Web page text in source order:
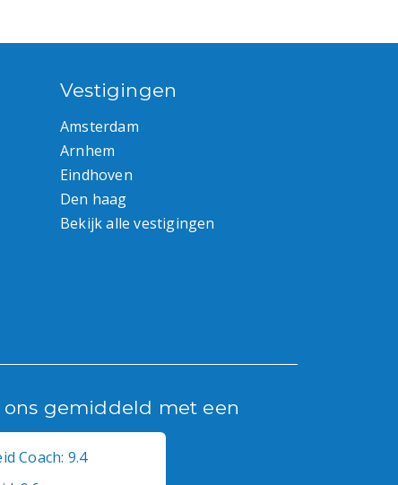
Vestigingen
Amsterdam
Arnhem
Eindhoven
Den haag
Bekijk alle vestigingen
gemiddeld met een
Coach: 9.4